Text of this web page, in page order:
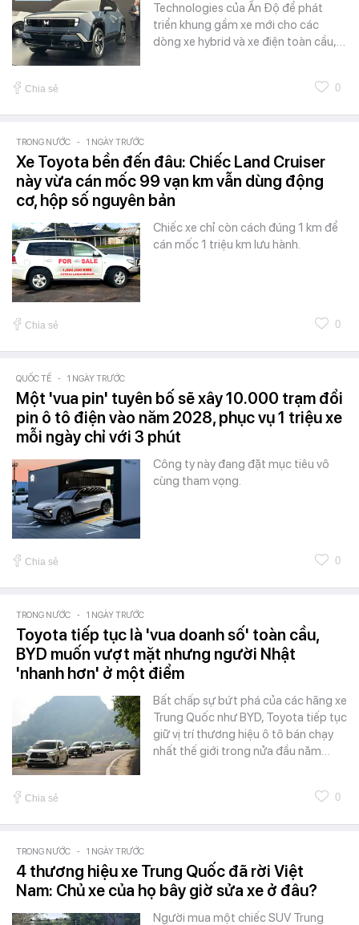
Technologies của Ấn Độ để phát
triển khung gầm xe mới cho các
dòng xe hybrid và xe điện toàn cầu,…
Chia sẻ 0
TRONG NƯỚC - 1 NGÀY TRƯỚC
Xe Toyota bền đến đâu: Chiếc Land Cruiser
này vừa cán mốc 99 vạn km vẫn dùng động
cơ, hộp số nguyên bản
Chiếc xe chỉ còn cách đúng 1 km để
cán mốc 1 triệu km lưu hành.
Chia sẻ 0
QUỐC TẾ - 1 NGÀY TRƯỚC
Một 'vua pin' tuyên bố sẽ xây 10.000 trạm đổi
pin ô tô điện vào năm 2028, phục vụ 1 triệu xe
mỗi ngày chỉ với 3 phút
Công ty này đang đặt mục tiêu vô
cùng tham vọng.
Chia sẻ 0
TRONG NƯỚC - 1 NGÀY TRƯỚC
Toyota tiếp tục là 'vua doanh số' toàn cầu,
BYD muốn vượt mặt nhưng người Nhật
'nhanh hơn' ở một điểm
Bất chấp sự bứt phá của các hãng xe
Trung Quốc như BYD, Toyota tiếp tục
giữ vị trí thương hiệu ô tô bán chạy
nhất thế giới trong nửa đầu năm…
Chia sẻ 0
TRONG NƯỚC - 1 NGÀY TRƯỚC
4 thương hiệu xe Trung Quốc đã rời Việt
Nam: Chủ xe của họ bây giờ sửa xe ở đâu?
Người mua một chiếc SUV Trung